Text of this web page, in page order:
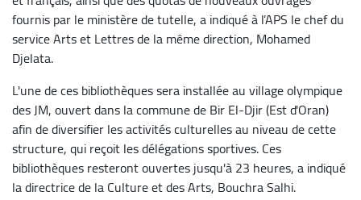
fournis par le ministère de tutelle, a indiqué à l’APS le chef du
service Arts et Lettres de la même direction, Mohamed
Djelata.
L'une de ces bibliothèques sera installée au village olympique
des JM, ouvert dans la commune de Bir El-Djir (Est d'Oran)
afin de diversifier les activités culturelles au niveau de cette
structure, qui reçoit les délégations sportives. Ces
bibliothèques resteront ouvertes jusqu'à 23 heures, a indiqué
la directrice de la Culture et des Arts, Bouchra Salhi.